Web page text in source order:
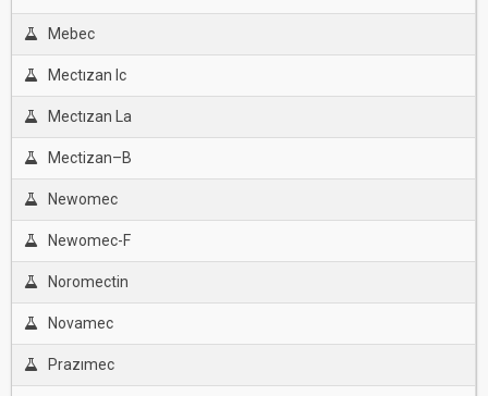
Mebec
Mectızan Ic
Mectızan La
Mectizan–B
Newomec
Newomec-F
Noromectin
Novamec
Prazımec